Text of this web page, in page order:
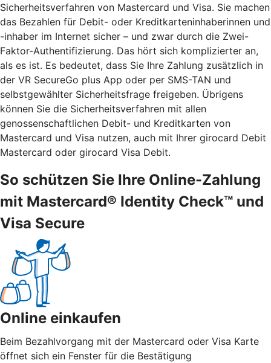
Sicherheitsverfahren von Mastercard und Visa. Sie machen
das Bezahlen für Debit- oder Kreditkarteninhaberinnen und
-inhaber im Internet sicher – und zwar durch die Zwei-
Faktor-Authentifizierung. Das hört sich komplizierter an,
als es ist. Es bedeutet, dass Sie Ihre Zahlung zusätzlich in
der VR SecureGo plus App oder per SMS-TAN und
selbstgewählter Sicherheitsfrage freigeben. Übrigens
können Sie die Sicherheitsverfahren mit allen
genossenschaftlichen Debit- und Kreditkarten von
Mastercard und Visa nutzen, auch mit Ihrer girocard Debit
Mastercard oder girocard Visa Debit.
So schützen Sie Ihre Online-Zahlung
mit Mastercard® Identity Check™ und
Visa Secure
Online einkaufen
Beim Bezahlvorgang mit der Mastercard oder Visa Karte
öffnet sich ein Fenster für die Bestätigung